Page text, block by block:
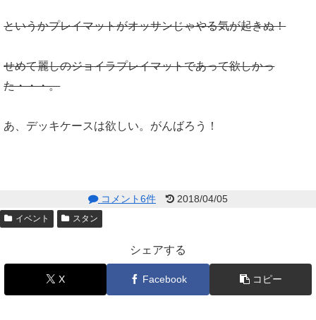
というかプレイマットがオッサンじゃやる気が起きぬ！
せめて麗しのジョイラプレイマットであって欲しかっ
た・・・。
あ、デッキケースは欲しい。がんばろう！
コメント6件 2018/04/05
イベント スタン
シェアする
X Facebook コピー